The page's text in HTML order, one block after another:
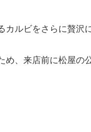
カルビをさらに贅沢
め、来店前に松屋の